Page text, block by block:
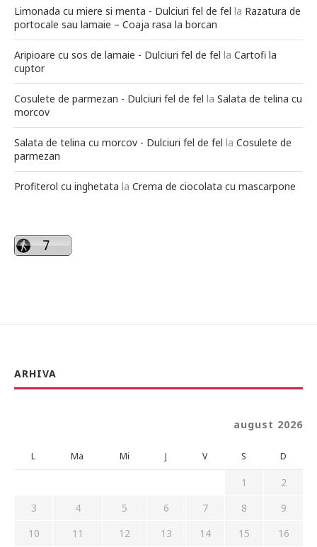
Limonada cu miere si menta - Dulciuri fel de fel la Razatura de
portocale sau lamaie – Coaja rasa la borcan
Aripioare cu sos de lamaie - Dulciuri fel de fel la Cartofi la
cuptor
Cosulete de parmezan - Dulciuri fel de fel la Salata de telina cu
morcov
Salata de telina cu morcov - Dulciuri fel de fel la Cosulete de
parmezan
Profiterol cu inghetata la Crema de ciocolata cu mascarpone
ARHIVA
august 2026
L Ma Mi J V S D
1
2
3
4 5 6 7 8
9
10
11 12 13 14 15
16